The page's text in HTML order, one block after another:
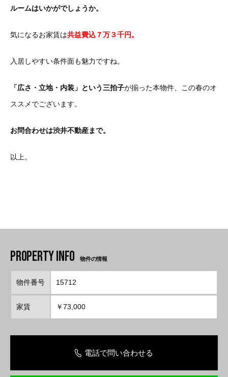
ルームはいかがでしょうか。
気になるお家賃は共益費込７万３千円。
入居しやすい条件面も魅力ですね。
「広さ・立地・内装」という三拍子が揃った本物件、この春のオ
ススメでございます。
お問合わせは渋井不動産まで。
以上。
物件の情報
物件番号 15712
家賃 ￥73,000
電話で問い合わせる